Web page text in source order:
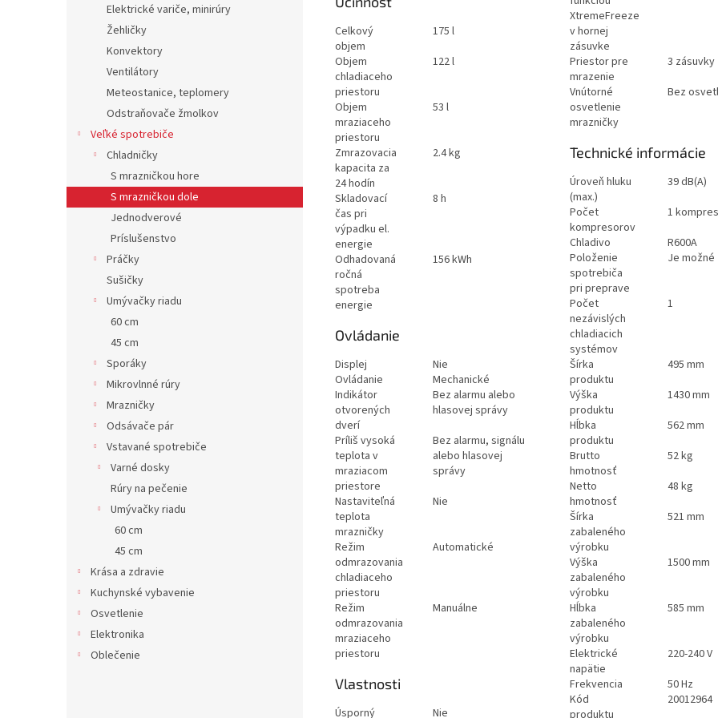
Elektrické variče, minirúry
Žehličky
Konvektory
Ventilátory
Meteostanice, teplomery
Odstraňovače žmolkov
Veľké spotrebiče
Chladničky
S mrazničkou hore
S mrazničkou dole
Jednodverové
Príslušenstvo
Práčky
Sušičky
Umývačky riadu
60 cm
45 cm
Sporáky
Mikrovlnné rúry
Mrazničky
Odsávače pár
Vstavané spotrebiče
Varné dosky
Rúry na pečenie
Umývačky riadu
60 cm
45 cm
Krása a zdravie
Kuchynské vybavenie
Osvetlenie
Elektronika
Oblečenie
Celkový
objem
175 l
Objem
chladiaceho
priestoru
122 l
Objem
mraziaceho
priestoru
53 l
Zmrazovacia
kapacita za
24 hodín
2.4 kg
Skladovací
čas pri
výpadku el.
energie
8 h
Odhadovaná
ročná
spotreba
energie
156 kWh
Ovládanie
Displej
Nie
Ovládanie
Mechanické
Indikátor
otvorených
dverí
Bez alarmu alebo
hlasovej správy
Príliš vysoká
teplota v
mraziacom
priestore
Bez alarmu, signálu
alebo hlasovej
správy
Nastaviteľná
teplota
mrazničky
Nie
Režim
odmrazovania
chladiaceho
priestoru
Automatické
Režim
odmrazovania
mraziaceho
priestoru
Manuálne
Vlastnosti
Úsporný Nie
XtremeFreeze
v hornej
zásuvke
Priestor pre
mrazenie
3 zásuvky
Vnútorné
osvetlenie
mrazničky
Bez
Technické informácie
Úroveň hluku
(max.)
39 dB(A)
Počet
kompresorov
1
Chladivo
R600A
Položenie
spotrebiča
pri preprave
Je možné
Počet
nezávislých
chladiacich
systémov
1
Šírka
produktu
495 mm
Výška
produktu
1430 mm
Hĺbka
produktu
562 mm
Brutto
hmotnosť
52 kg
Netto
hmotnosť
48 kg
Šírka
zabaleného
výrobku
521 mm
Výška
zabaleného
výrobku
1500 mm
Hĺbka
zabaleného
výrobku
585 mm
Elektrické
napätie
220-240 V
Frekvencia
50 Hz
Kód
produktu
20012964